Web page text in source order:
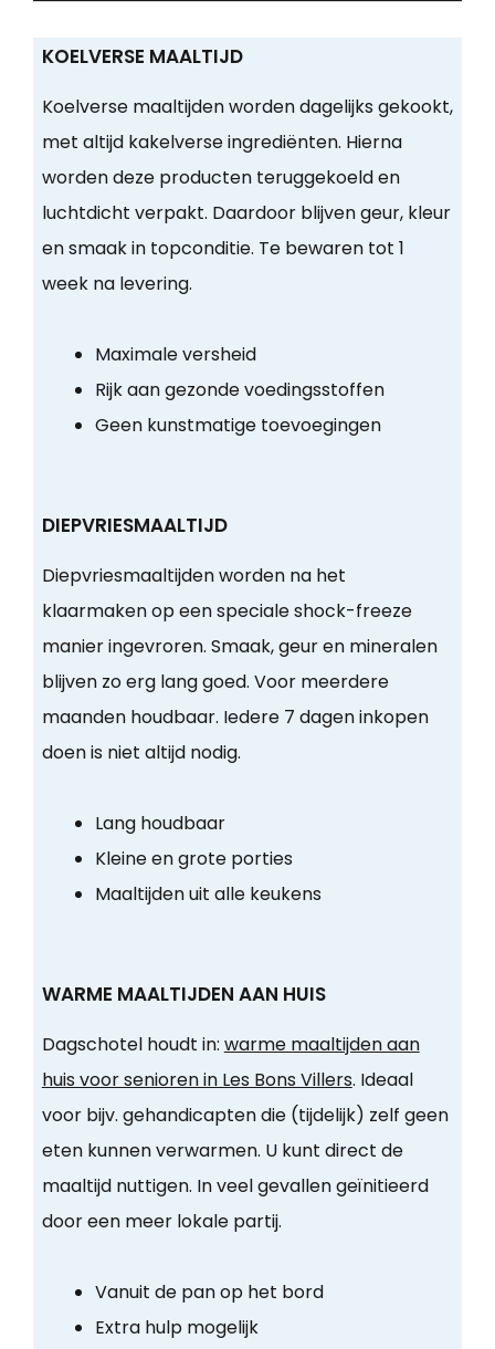
KOELVERSE MAALTIJD
Koelverse maaltijden worden dagelijks gekookt,
met altijd kakelverse ingrediënten. Hierna
worden deze producten teruggekoeld en
luchtdicht verpakt. Daardoor blijven geur, kleur
en smaak in topconditie. Te bewaren tot 1
week na levering.
Maximale versheid
Rijk aan gezonde voedingsstoffen
Geen kunstmatige toevoegingen
DIEPVRIESMAALTIJD
Diepvriesmaaltijden worden na het
klaarmaken op een speciale shock-freeze
manier ingevroren. Smaak, geur en mineralen
blijven zo erg lang goed. Voor meerdere
maanden houdbaar. Iedere 7 dagen inkopen
doen is niet altijd nodig.
Lang houdbaar
Kleine en grote porties
Maaltijden uit alle keukens
WARME MAALTIJDEN AAN HUIS
Dagschotel houdt in: warme maaltijden aan
huis voor senioren in Les Bons Villers. Ideaal
voor bijv. gehandicapten die (tijdelijk) zelf geen
eten kunnen verwarmen. U kunt direct de
maaltijd nuttigen. In veel gevallen geïnitieerd
door een meer lokale partij.
Vanuit de pan op het bord
Extra hulp mogelijk